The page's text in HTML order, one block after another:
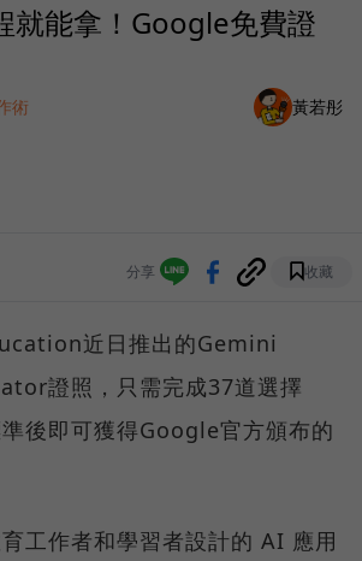
就能拿！Google免費證
術 黃若彤
分享 收藏
近日推出的Gemini
證照，只需完成37道選擇
後即可獲得Google官方頒布的
工作者和學習者設計的 AI 應用